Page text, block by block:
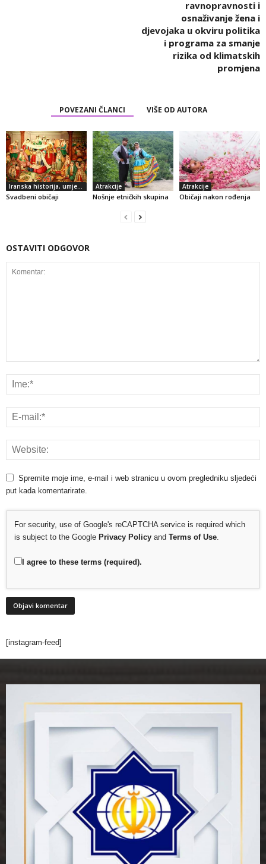
ravnopravnosti i
osnaživanje žena i
djevojaka u okviru politika
i programa za smanje
rizika od klimatskih
promjena
POVEZANI ČLANCI VIŠE OD AUTORA
Iranska historija, umjetnost i kultura
Svadbeni običaji
Atrakcije
Nošnje etničkih skupina
Atrakcije
Običaji nakon rođenja
OSTAVITI ODGOVOR
Spremite moje ime, e-mail i web stranicu u ovom pregledniku sljedeći
put kada komentarirate.
For security, use of Google's reCAPTCHA service is required which
is subject to the Google Privacy Policy and Terms of Use.
I agree to these terms (required).
[instagram-feed]